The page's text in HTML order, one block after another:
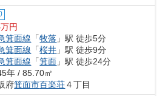
万円
箕面線 「牧落 」駅 徒歩5分
箕面線 「桜井 」駅 徒歩9分
箕面線 「箕面 」駅 徒歩24分
年 / 85.70㎡
府箕面市百楽荘４丁目